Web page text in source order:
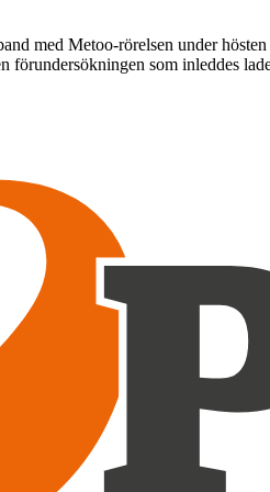
med Metoo-rörelsen under
förundersökningen som inleddes